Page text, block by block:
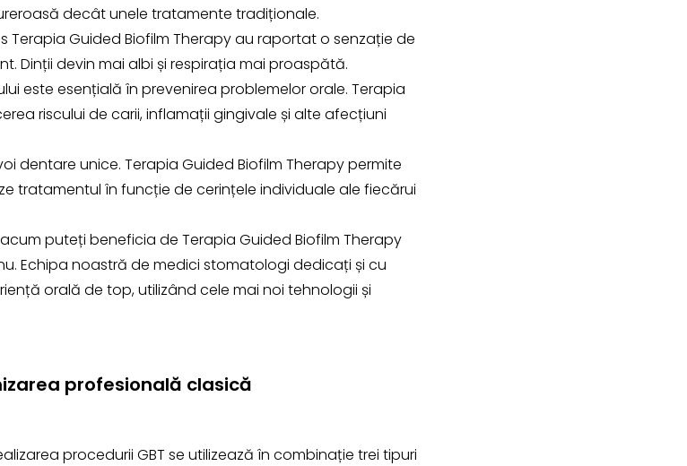
decât unele tratamente tradiționale.
Terapia Guided Biofilm Therapy au raportat o senzație de
Dinții devin mai albi și respirația mai proaspătă.
este esențială în prevenirea problemelor orale. Terapia
riscului de carii, inflamații gingivale și alte afecțiuni
dentare unice. Terapia Guided Biofilm Therapy permite
tratamentul în funcție de cerințele individuale ale fiecărui
puteți beneficia de Terapia Guided Biofilm Therapy
Echipa noastră de medici stomatologi dedicați și cu
orală de top, utilizând cele mai noi tehnologii și
profesională clasică
procedurii GBT se utilizează în combinație trei tipuri